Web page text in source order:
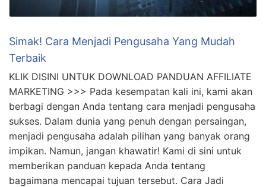
Simak! Cara Menjadi Pengusaha Yang Mudah
Terbaik
KLIK DISINI UNTUK DOWNLOAD PANDUAN AFFILIATE
MARKETING >>> Pada kesempatan kali ini, kami akan